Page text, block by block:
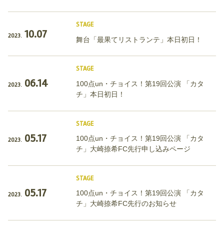
2023. 10.07
STAGE
舞台「最果てリストランテ」本日初日！
2023. 06.14
STAGE
100点un・チョイス！第19回公演 「カタ
チ」本日初日！
2023. 05.17
STAGE
100点un・チョイス！第19回公演 「カタ
チ」大崎捺希FC先行申し込みページ
2023. 05.17
STAGE
100点un・チョイス！第19回公演 「カタ
チ」大崎捺希FC先行のお知らせ